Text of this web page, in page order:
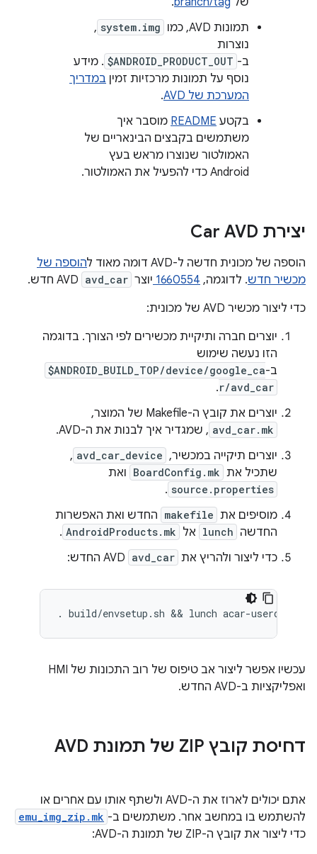
תמונות AVD, כמו
system.img
,
נוצרות
ב- $ANDROID_PRODUCT_OUT . מידע
נוסף על תמונות מרכזיות זמין במדריך
המערכת של AVD
.
בקטע README מוסבר איך
משתמשים בקבצים הבינאריים של
האמולטור שנוצרו מראש בעץ
Android כדי להפעיל את האמולטור.
יצירת Car AVD
הוספה של מכונית חדשה ל-AVD דומה מאוד ל
הוספה של
מכשיר חדש. לדוגמה, 1660554 יוצר avd_car
כדי ליצור מכשיר AVD של מכונית:
יוצרים חברה ותיקיית מכשירים לפי הצורך. בדוגמה
הזו נעשה שימוש
ב-$ANDROID_BUILD_TOP/device/google_ca
r/avd_car
.
יוצרים את קובץ ה-Makefile של המוצר,
avd_car.mk , שמגדיר איך לבנות את ה-AVD.
יוצרים תיקייה במכשיר, avd_car_device
,
שתכיל את BoardConfig.mk ואת
source.properties
.
מוסיפים את makefile החדש ואת האפשרות
החדשה lunch אל AndroidProducts.mk
.
כדי ליצור ולהריץ את avd_car
. build/envsetup.sh && lunch acar-userdebug
עכשיו אפשר ליצור אב טיפוס של רוב התכונות של HMI
ואפליקציות ב-AVD החדש.
דחיסת קובץ ZIP של תמונת AVD
אתם יכולים לארוז את ה-AVD ולשתף אותו עם אחרים או
להשתמש בו במחשב אחר. משתמשים ב- emu_img_zip.mk
כדי ליצור את קובץ ה-ZIP של תמונת ה-AVD: